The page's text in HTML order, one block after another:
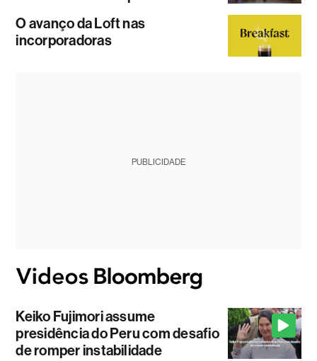
O avanço da Loft nas
incorporadoras
PUBLICIDADE
Keiko Fujimori assume
presidência do Peru com desafio
de romper instabilidade